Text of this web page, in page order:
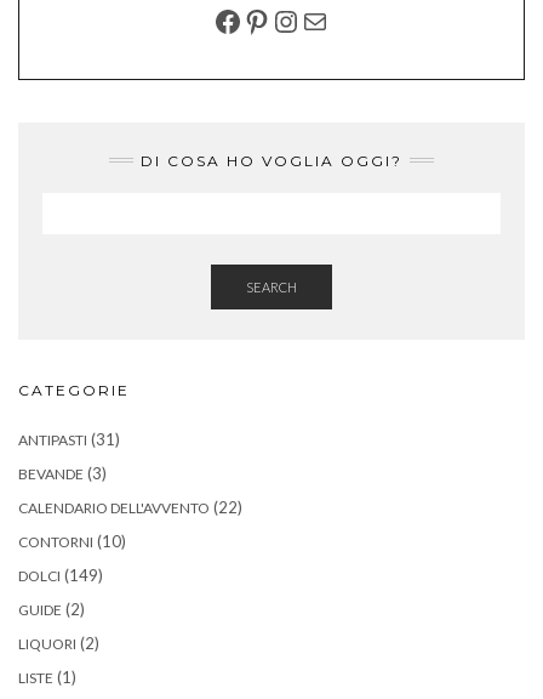
FACEBOOK
PINTEREST
INSTAGRAM
EMAIL
DI COSA HO VOGLIA OGGI?
SEARCH
CATEGORIE
ANTIPASTI (31)
BEVANDE (3)
CALENDARIO DELL'AVVENTO (22)
CONTORNI (10)
DOLCI (149)
GUIDE (2)
LIQUORI (2)
LISTE (1)